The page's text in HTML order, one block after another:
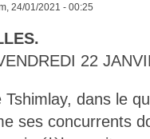
24/01/2021 - 00:25
22
dans le
ses concurrents